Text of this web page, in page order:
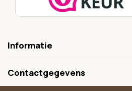
Informatie
Contactgegevens